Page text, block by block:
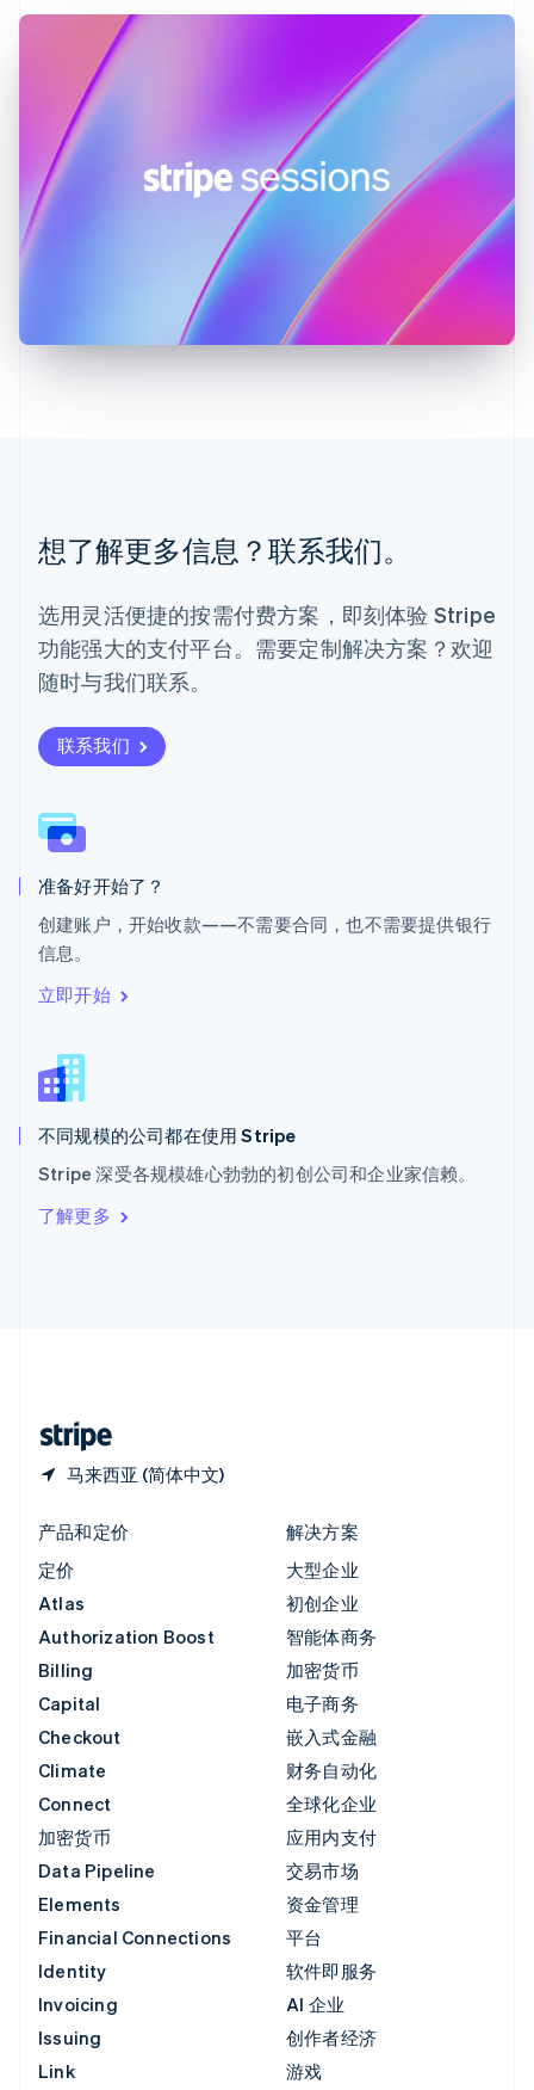
想了解更多信息？联系我们。
选用灵活便捷的按需付费方案，即刻体验 Stripe
功能强大的支付平台。需要定制解决方案？欢迎
随时与我们联系。
联系我们
准备好开始了？
创建账户，开始收款——不需要合同，也不需要提供银行
信息。
立即开始
不同规模的公司都在使用 Stripe
Stripe 深受各规模雄心勃勃的初创公司和企业家信赖。
了解更多
马来西亚 (简体中文)
EnglishItaliano
拉脱维亚
English
立陶宛
English
列支敦士登
Deutsch
English
English简体中文
PortuguêsEnglish
日本
瑞典
SvenskaEnglish
瑞士
DeutschFrançaisItaliano
English
斯洛伐克
斯洛文尼亚
English
泰国
ไทยEnglish
English
西班牙
Español
新加坡
新西兰
English
匈牙利
English
ItalianoEnglish
English
产品和定价
定价
Atlas
Authorization Boost
Billing
Capital
Checkout
Climate
Connect
加密货币
Data Pipeline
Elements
Financial Connections
Identity
Invoicing
Issuing
Link
解决方案
大型企业
初创企业
智能体商务
加密货币
电子商务
嵌入式金融
财务自动化
全球化企业
应用内支付
交易市场
资金管理
平台
软件即服务
AI 企业
创作者经济
游戏